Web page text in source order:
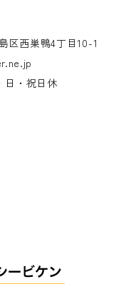
区西巣鴨4丁目10-1
日・祝日休